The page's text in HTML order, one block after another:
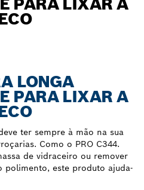
LONGA
PARA LIXAR A
ter sempre à mão na sua
Como o PRO C344.
de vidraceiro ou remover
polimento, este produto ajuda-